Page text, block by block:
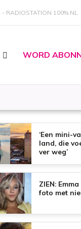
RADIOSTATION 100% NL
WORD
‘Een mini-
land, die
ver weg’
ZIEN:
foto met